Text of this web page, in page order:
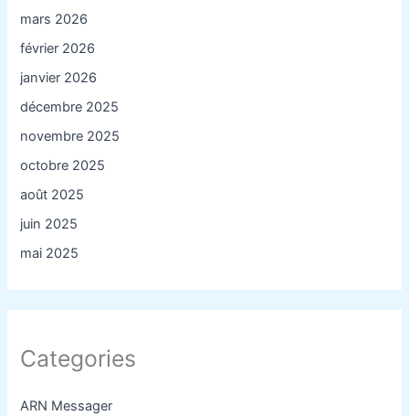
mars 2026
février 2026
janvier 2026
décembre 2025
novembre 2025
octobre 2025
août 2025
juin 2025
mai 2025
Categories
ARN Messager